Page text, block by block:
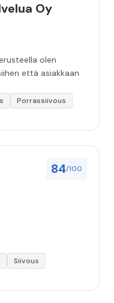
Oy
olen
että asiakkaan
Porrassiivous
84/100
Siivous